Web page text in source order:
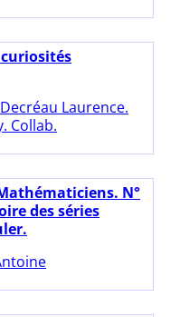
Decréau Laurence.
Collab.
N°
des séries